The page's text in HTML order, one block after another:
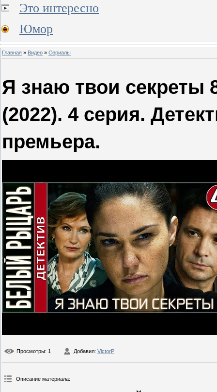
Это интересно
Юмор
Главная » Видео » Сериалы
Я знаю твои
(2022). 4 серия.
премьера.
Просмотры: 1 Добавил: VictorP
Описание материала: